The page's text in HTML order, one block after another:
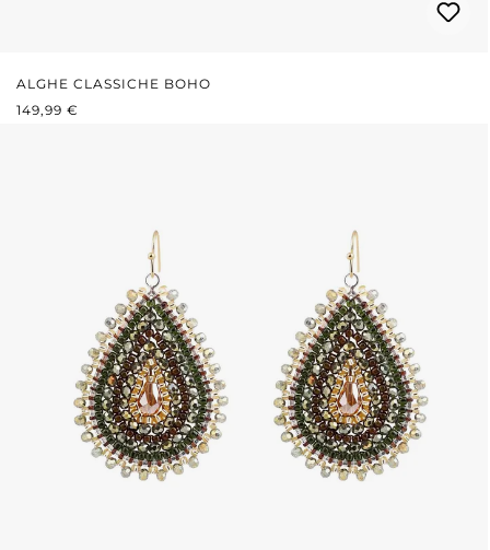
ALGHE CLASSICHE BOHO
PREZZO NORMALE:
149,99 €